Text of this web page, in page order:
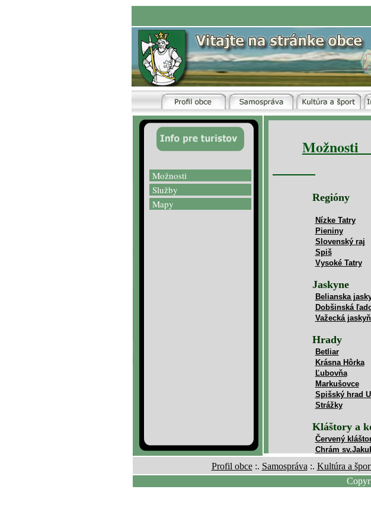
Možnosti
Služby
Mapy
Profil obce:. Samospráva :. Kultúra a